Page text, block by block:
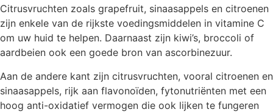
Citrusvruchten zoals grapefruit, sinaasappels en citroenen
zijn enkele van de rijkste voedingsmiddelen in vitamine C
om uw huid te helpen. Daarnaast zijn kiwi’s, broccoli of
aardbeien ook een goede bron van ascorbinezuur.
Aan de andere kant zijn citrusvruchten, vooral citroenen en
sinaasappels, rijk aan flavonoïden, fytonutriënten met een
hoog anti-oxidatief vermogen die ook lijken te fungeren